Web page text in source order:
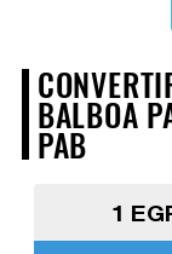
BALBOA
PAB
1